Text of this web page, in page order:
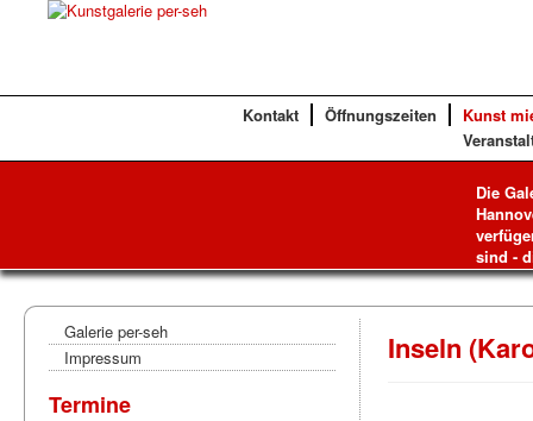
Kontakt Öffnungszeiten
Kunst
Die
sind -
Galerie per-seh
Impressum
Termine
Inseln